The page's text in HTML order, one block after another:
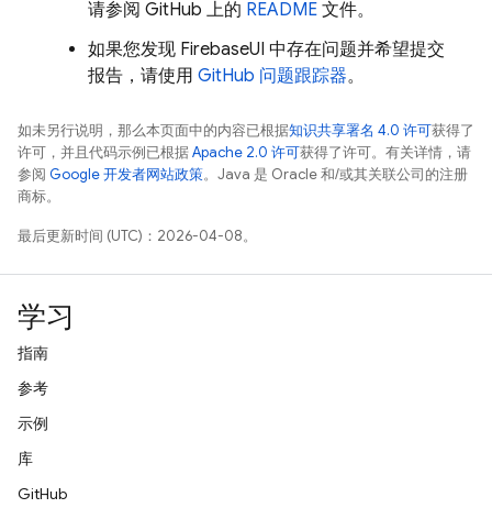
请参阅 GitHub 上的 README 文件。
如果您发现 FirebaseUI 中存在问题并希望提交
报告，请使用 GitHub 问题跟踪器。
如未另行说明，那么本页面中的内容已根据知识共享署名 4.0 许可获得了
许可，并且代码示例已根据Apache 2.0 许可获得了许可。有关详情，请
参阅 Google 开发者网站政策。Java 是 Oracle 和/或其关联公司的注册
商标。
最后更新时间 (UTC)：2026-04-08。
学习
指南
参考
示例
库
GitHub